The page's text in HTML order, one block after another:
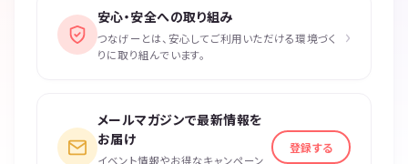
安心・安全への取り組み
つなげーとは、安心してご利用いただける環境づく
りに取り組んでいます。
›
メールマガジンで最新情報を
お届け
イベント情報やお得なキャンペーン
登録する